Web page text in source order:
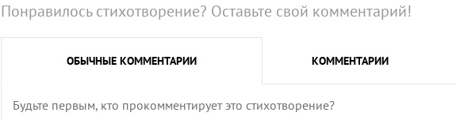
Понравилось стихотворение? Оставьте свой комментарий!
ОБЫЧНЫЕ КОММЕНТАРИИ КОММЕНТАРИИ
Будьте первым, кто прокомментирует это стихотворение?